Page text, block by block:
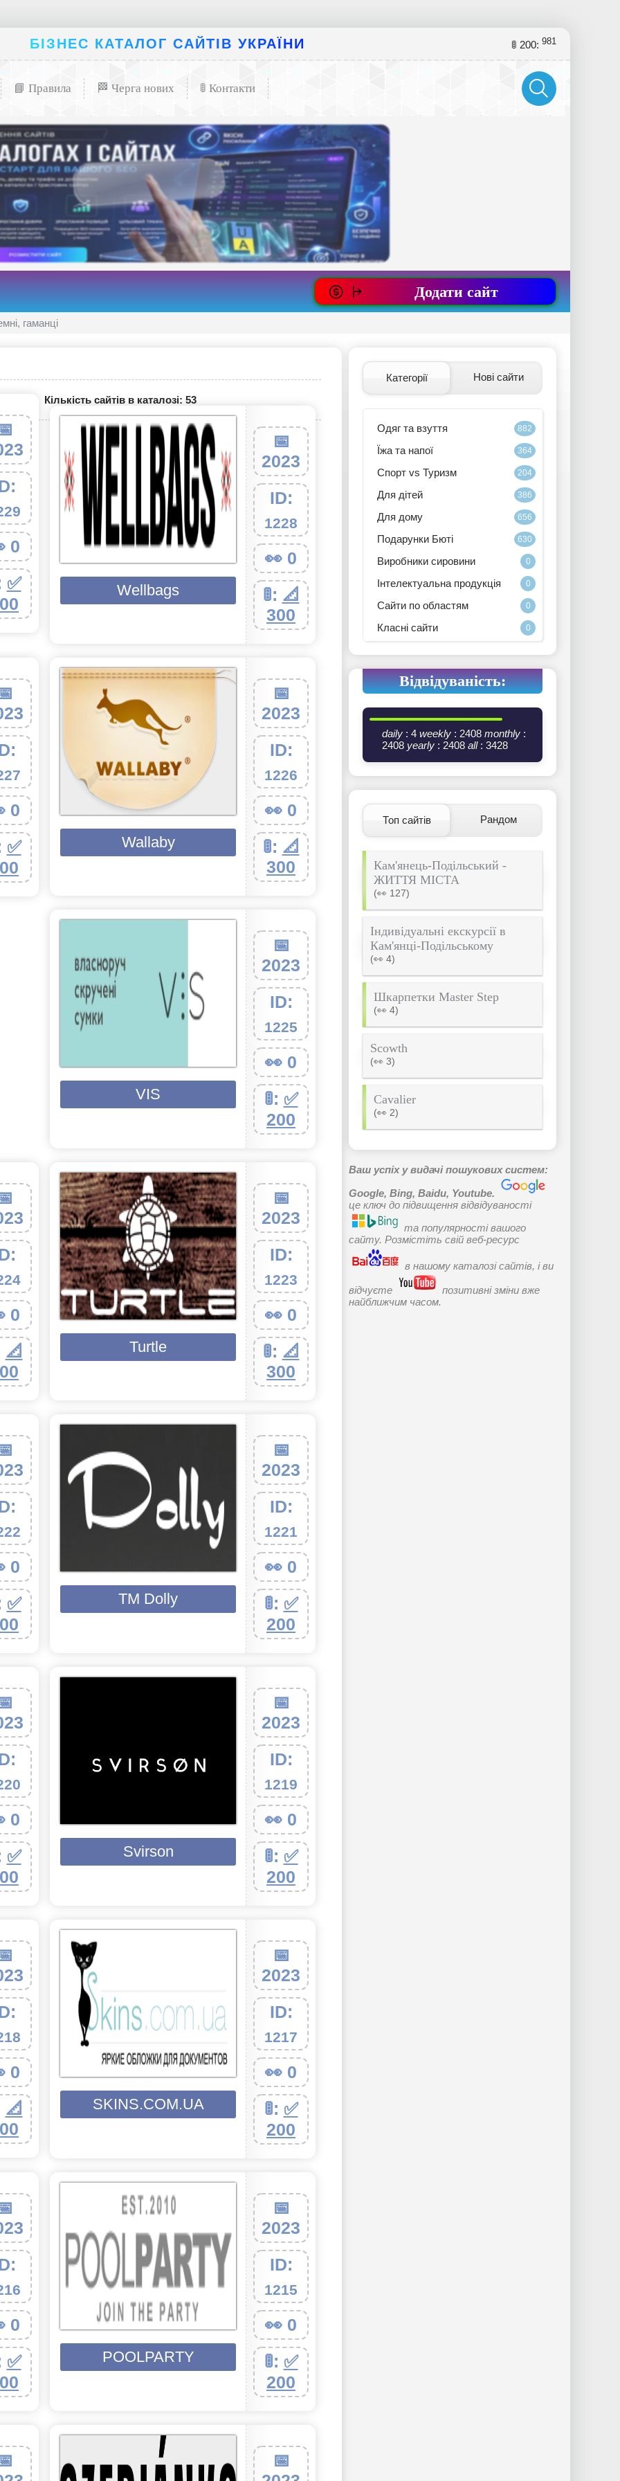
БІЗНЕС КАТАЛОГ САЙТІВ УКРАЇНИ 🚦 200: 981
📘 Правила 🏁 Черга нових 🚦 Контакти
Додати сайт
гаманці
Кількість сайтів в каталозі: 53
0
✅
Wellbags
📅
2023
ID:
1228
👀 0
🚦: 📐
300
0
✅
Wallaby
📅
2023
ID:
1226
👀 0
🚦: 📐
300
VIS
📅
2023
ID:
1225
👀 0
🚦: ✅
200
0
📐
Turtle
📅
2023
ID:
1223
👀 0
🚦: 📐
300
0
✅
TM Dolly
📅
2023
ID:
1221
👀 0
🚦: ✅
200
0
✅
Svirson
📅
2023
ID:
1219
👀 0
🚦: ✅
200
0
📐
SKINS.COM.UA
📅
2023
ID:
1217
👀 0
🚦: ✅
200
0
✅
POOLPARTY
📅
2023
ID:
1215
👀 0
🚦: ✅
200
📅
Категорії Нові сайти
Одяг та взуття 882
Їжа та напої 364
Спорт vs Туризм 204
Для дітей 386
Для дому 656
Подарунки Бюті 630
Виробники сировини 0
Інтелектуальна продукція 0
Сайти по областям 0
Класні сайти 0
Відвідуваність:
daily : 4 weekly : 2408 monthly :
2408 yearly : 2408 all: 3428
Топ сайтів Рандом
Кам'янець-Подільський -
ЖИТТЯ МІСТА
(👀 127)
Індивідуальні екскурсії в
Кам'янці-Подільському
(👀 4)
Шкарпетки Master Step
(👀 4)
Scowth
(👀 3)
Cavalier
(👀 2)
Ваш успіх у видачі пошукових систем:
Google, Bing, Baidu, Youtube.
це ключ до підвищення відвідуваності
та популярності вашого
сайту. Розмістіть свій веб-ресурс
в нашому каталозі сайтів, і ви
відчуєте
позитивні зміни вже
найближчим часом.